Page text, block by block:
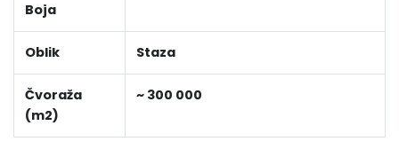
Boja
Oblik Staza
Čvoraža
(m2)
~ 300 000